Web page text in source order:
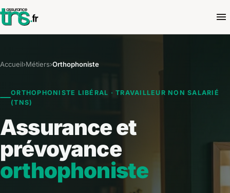
Accueil›Métiers›Orthophoniste
ORTHOPHONISTE LIBÉRAL · TRAVAILLEUR NON SALARIÉ
(TNS)
Assurance et
prévoyance
orthophoniste